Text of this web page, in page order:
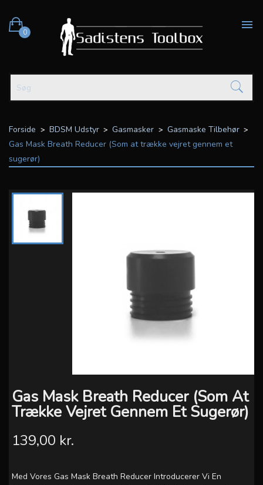
0

Forside BDSM Udstyr Gasmasker
Gasmaske Tilbehør
Gas Mask Breath Reducer (Som at trække vejret gennem et
sugerør)
Gas Mask Breath Reducer (Som At
Trække Vejret Gennem Et Sugerør)
139,00 kr.
Med Vores Gas Mask Breath Reducer Introducerer Vi En